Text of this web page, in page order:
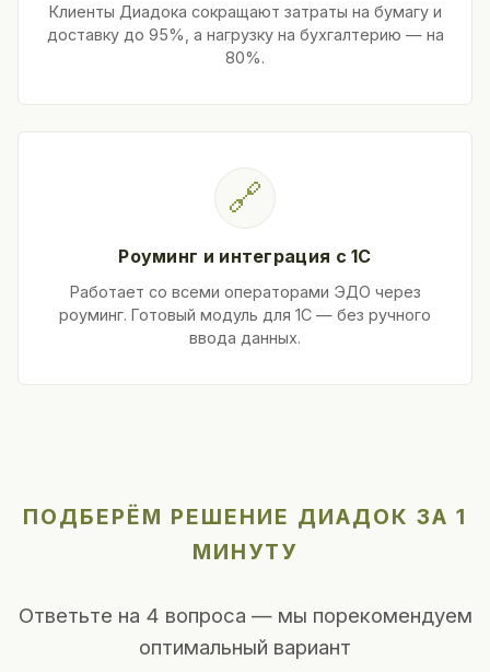
Клиенты Диадока сокращают затраты на бумагу и
доставку до 95%, а нагрузку на бухгалтерию — на
80%.
🔗
Роуминг и интеграция с 1С
Работает со всеми операторами ЭДО через
роуминг. Готовый модуль для 1С — без ручного
ввода данных.
ПОДБЕРЁМ РЕШЕНИЕ ДИАДОК ЗА 1
МИНУТУ
Ответьте на 4 вопроса — мы порекомендуем
оптимальный вариант